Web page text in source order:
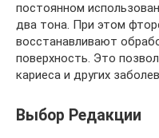
постоянном
два тона. При этом
восстанавливают
поверхность. Это
кариеса и других
Выбор Редакции